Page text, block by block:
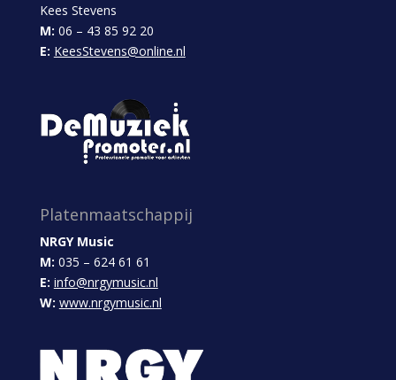
Kees Stevens
M: 06 – 43 85 92 20
E: KeesStevens@online.nl
Platenmaatschappij
NRGY Music
M: 035 – 624 61 61
E: info@nrgymusic.nl
W: www.nrgymusic.nl